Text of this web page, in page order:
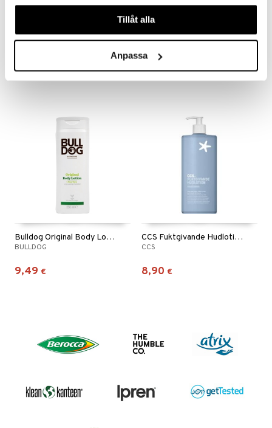
våra cookies vid fortsatt användande av vår webbplats.
Tillåt alla
Anpassa
CeraVe Moisturising Lotion
CERAVE
alk.8,90 €
Bepanthen Derma Restoring Daily Body Lotion
BEPANTHEN
25,90 €
Bulldog Original Body Lotion
BULLDOG
9,49 €
CCS Fuktgivande Hudlotion oparfymerad
CCS
8,90 €